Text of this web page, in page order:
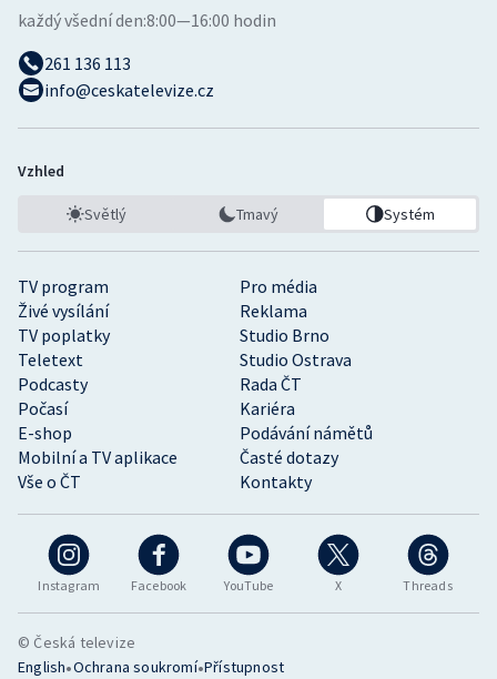
Instagram Facebook YouTube X Threads
TV program
Pro média
Živé vysílání
Reklama
TV poplatky
Studio Brno
Teletext
Studio Ostrava
Podcasty
Rada ČT
Počasí
Kariéra
E-shop
Podávání námětů
Mobilní a TV aplikace
Časté dotazy
Vše o ČT
Kontakty
každý všední den:8:00—16:00 hodin
261 136 113
info@ceskatelevize.cz
Vzhled
Světlý Tmavý Systém
© Česká televize
English•Ochrana soukromí•Přístupnost